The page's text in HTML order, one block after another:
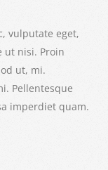
vulputate eget,
ut nisi. Proin
ut, mi.
Pellentesque
imperdiet quam.